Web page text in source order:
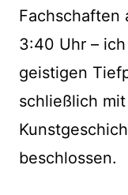
Fachschaften
3:40 Uhr –
geistigen
schließlich
beschlossen.